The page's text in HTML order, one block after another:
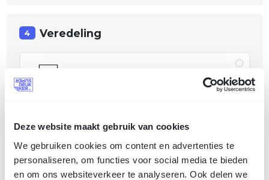
Deze website maakt gebruik van cookies
We gebruiken cookies om content en advertenties te
personaliseren, om functies voor social media te bieden
en om ons websiteverkeer te analyseren. Ook delen we
4 Veredeling
tip